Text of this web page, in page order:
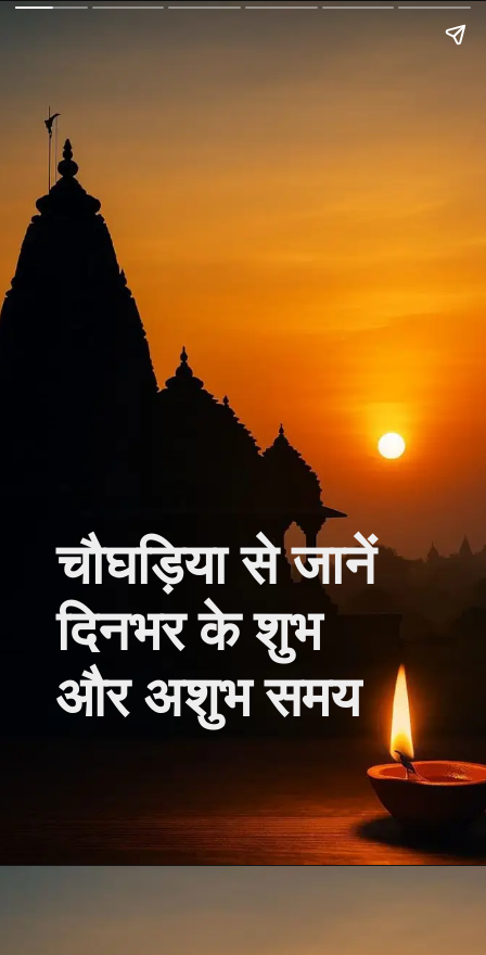
चौघड़िया से जानें
दिनभर के शुभ
और अशुभ समय